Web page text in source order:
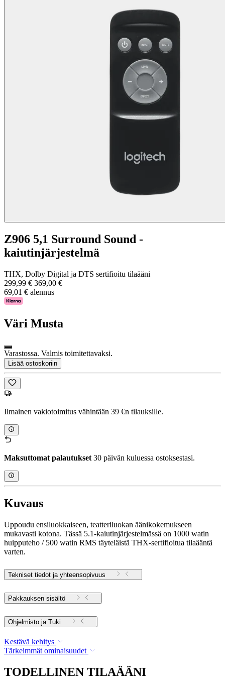
Z906 5,1 Surround Sound -
kaiutinjärjestelmä
THX, Dolby Digital ja DTS sertifioitu tilaääni
299,99 € 369,00 €
69,01 € alennus
Väri Musta
Varastossa. Valmis toimitettavaksi.
Lisää ostoskoriin
Ilmainen vakiotoimitus vähintään 39 €n tilauksille.
Maksuttomat palautukset 30 päivän kuluessa ostoksestasi.
Kuvaus
Uppoudu ensiluokkaiseen, teatteriluokan äänikokemukseen
mukavasti kotona. Tässä 5.1-kaiutinjärjestelmässä on 1000 watin
huipputeho / 500 watin RMS täyteläistä THX-sertifioitua tilaääntä
varten.
Tekniset tiedot ja yhteensopivuus
Pakkauksen sisältö
Ohjelmisto ja Tuki
Kestävä kehitys
Tärkeimmät ominaisuudet
TODELLINEN TILAÄÄNI